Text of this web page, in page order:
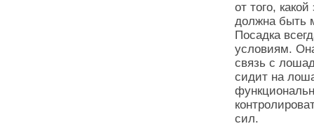
от того,
должна быть
Посадка
условиям.
связь с
сидит на
сил.